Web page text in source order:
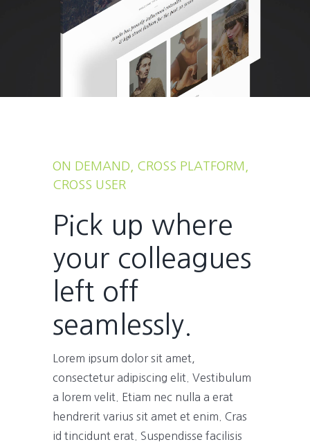
ON DEMAND, CROSS PLATFORM,
CROSS USER
Pick up where
your colleagues
left off
seamlessly.
Lorem ipsum dolor sit amet,
consectetur adipiscing elit. Vestibulum
a lorem velit. Etiam nec nulla a erat
hendrerit varius sit amet et enim. Cras
id tincidunt erat. Suspendisse facilisis